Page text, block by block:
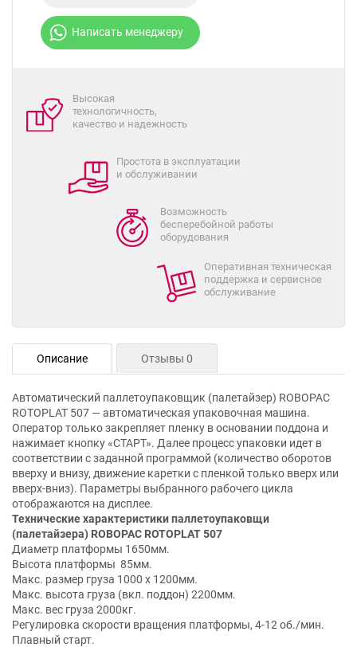
Написать менеджеру
Высокая
технологичность,
качество и надежность
Простота в эксплуатации
и обслуживании
Возможность
бесперебойной работы
оборудования
Оперативная техническая
поддержка и сервисное
обслуживание
Описание Отзывы 0
Автоматический паллетоупаковщик (палетайзер) ROBOPAC
ROTOPLAT 507 — автоматическая упаковочная машина.
Оператор только закрепляет пленку в основании поддона и
нажимает кнопку «СТАРТ». Далее процесс упаковки идет в
соответствии с заданной программой (количество оборотов
вверху и внизу, движение каретки с пленкой только вверх или
вверх-вниз). Параметры выбранного рабочего цикла
отображаются на дисплее.
Технические характеристики паллетоупаковщи
(палетайзера) ROBOPAC ROTOPLAT 507
Диаметр платформы 1650мм.
Высота платформы 85мм.
Макс. размер груза 1000 х 1200мм.
Макс. высота груза (вкл. поддон) 2200мм.
Макс. вес груза 2000кг.
Регулировка скорости вращения платформы, 4-12 об./мин.
Плавный старт.